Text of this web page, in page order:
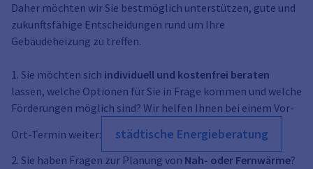
Daher möchten wir Sie bestmöglich unterstützen, gute und
zukunftsfähige Entscheidungen rund um Ihre
Gebäudeheizung zu treffen.
1. Sie möchten sich individuell und kostenfrei beraten
lassen, welche Optionen für Sie in Frage kommen und welche
Förderungen möglich sind? Wir helfen Ihnen bei einem Vor-
Ort-Termin weiter:
städtische Energieberatung
2. Sie haben Fragen zur Planung von Nah- oder Fernwärme?